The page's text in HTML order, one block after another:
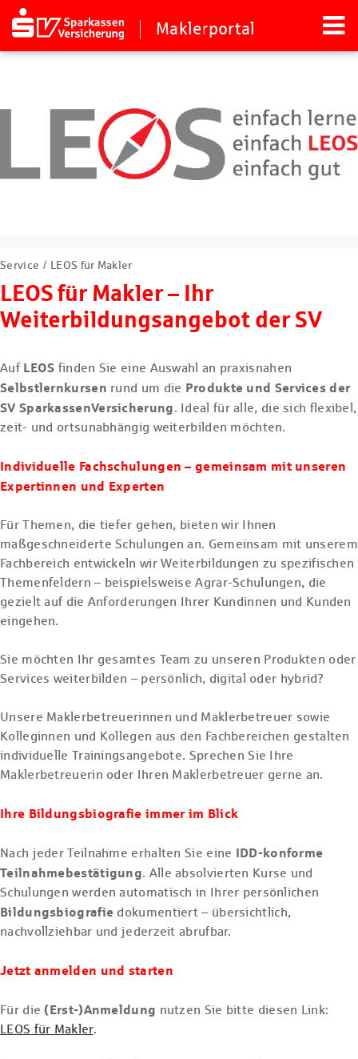
Maklerportal
Service LEOS für Makler
LEOS für Makler – Ihr
Weiterbildungsangebot der SV
Auf LEOS finden Sie eine Auswahl an praxisnahen
Selbstlernkursen rund um die Produkte und Services der
SV SparkassenVersicherung. Ideal für alle, die sich flexibel,
zeit- und ortsunabhängig weiterbilden möchten.
Individuelle Fachschulungen – gemeinsam mit unseren
Expertinnen und Experten
Für Themen, die tiefer gehen, bieten wir Ihnen
maßgeschneiderte Schulungen an. Gemeinsam mit unserem
Fachbereich entwickeln wir Weiterbildungen zu spezifischen
Themenfeldern – beispielsweise Agrar-Schulungen, die
gezielt auf die Anforderungen Ihrer Kundinnen und Kunden
eingehen.
Sie möchten Ihr gesamtes Team zu unseren Produkten oder
Services weiterbilden – persönlich, digital oder hybrid?
Unsere Maklerbetreuerinnen und Maklerbetreuer sowie
Kolleginnen und Kollegen aus den Fachbereichen gestalten
individuelle Trainingsangebote. Sprechen Sie Ihre
Maklerbetreuerin oder Ihren Maklerbetreuer gerne an.
Ihre Bildungsbiografie immer im Blick
Nach jeder Teilnahme erhalten Sie eine IDD-konforme
Teilnahmebestätigung. Alle absolvierten Kurse und
Schulungen werden automatisch in Ihrer persönlichen
Bildungsbiografie dokumentiert – übersichtlich,
nachvollziehbar und jederzeit abrufbar.
Jetzt anmelden und starten
Für die (Erst-)Anmeldung nutzen Sie bitte diesen Link:
LEOS für Makler.